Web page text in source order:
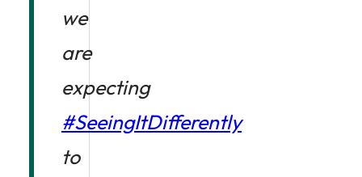
we
are
expecting
#SeeingItDifferently
to